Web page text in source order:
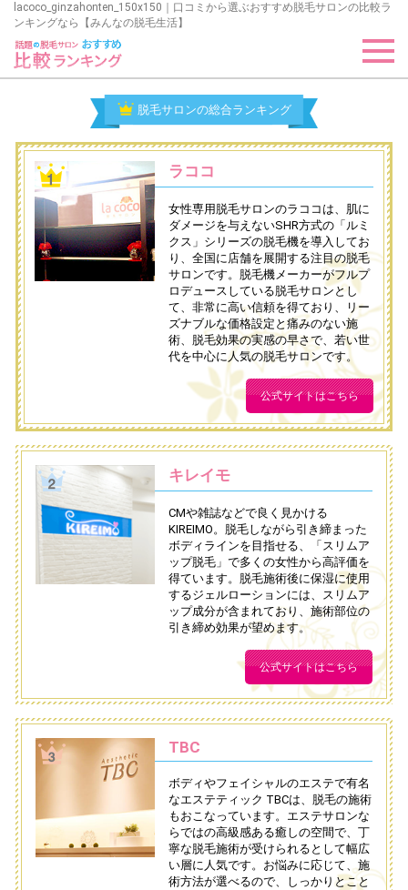
lacoco_ginzahonten_150x150｜口コミから選ぶおすすめ脱毛サロンの比較ラ
ンキングなら【みんなの脱毛生活】
脱毛サロンの総合ランキング
ラココ
女性専用脱毛サロンのラココは、肌に
ダメージを与えないSHR方式の「ルミ
クス」シリーズの脱毛機を導入してお
り、全国に店舗を展開する注目の脱毛
サロンです。脱毛機メーカーがフルプ
ロデュースしている脱毛サロンとし
て、非常に高い信頼を得ており、リー
ズナブルな価格設定と痛みのない施
術、脱毛効果の実感の早さで、若い世
代を中心に人気の脱毛サロンです。
公式サイトはこちら
キレイモ
CMや雑誌などで良く見かける
KIREIMO。脱毛しながら引き締まった
ボディラインを目指せる、「スリムア
ップ脱毛」で多くの女性から高評価を
得ています。脱毛施術後に保湿に使用
するジェルローションには、スリムア
ップ成分が含まれており、施術部位の
引き締め効果が望めます。
公式サイトはこちら
TBC
ボディやフェイシャルのエステで有名
なエステティック TBCは、脱毛の施術
もおこなっています。エステサロンな
らではの高級感ある癒しの空間で、丁
寧な脱毛施術が受けられるとして幅広
い層に人気です。お悩みに応じて、施
術方法が選べるので、しっかりとこと